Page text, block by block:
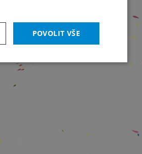
POVOLIT VŠE